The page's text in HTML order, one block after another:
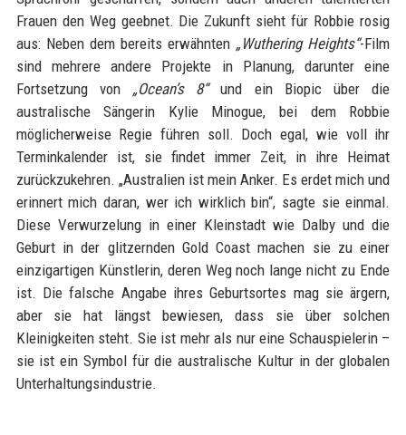
Frauen den Weg geebnet. Die Zukunft sieht für Robbie rosig
aus: Neben dem bereits erwähnten „Wuthering Heights“-Film
sind mehrere andere Projekte in Planung, darunter eine
Fortsetzung von „Ocean’s 8“und ein Biopic über die
australische Sängerin Kylie Minogue, bei dem Robbie
möglicherweise Regie führen soll. Doch egal, wie voll ihr
Terminkalender ist, sie findet immer Zeit, in ihre Heimat
zurückzukehren. „Australien ist mein Anker. Es erdet mich und
erinnert mich daran, wer ich wirklich bin“, sagte sie einmal.
Diese Verwurzelung in einer Kleinstadt wie Dalby und die
Geburt in der glitzernden Gold Coast machen sie zu einer
einzigartigen Künstlerin, deren Weg noch lange nicht zu Ende
ist. Die falsche Angabe ihres Geburtsortes mag sie ärgern,
aber sie hat längst bewiesen, dass sie über solchen
Kleinigkeiten steht. Sie ist mehr als nur eine Schauspielerin –
sie ist ein Symbol für die australische Kultur in der globalen
Unterhaltungsindustrie.